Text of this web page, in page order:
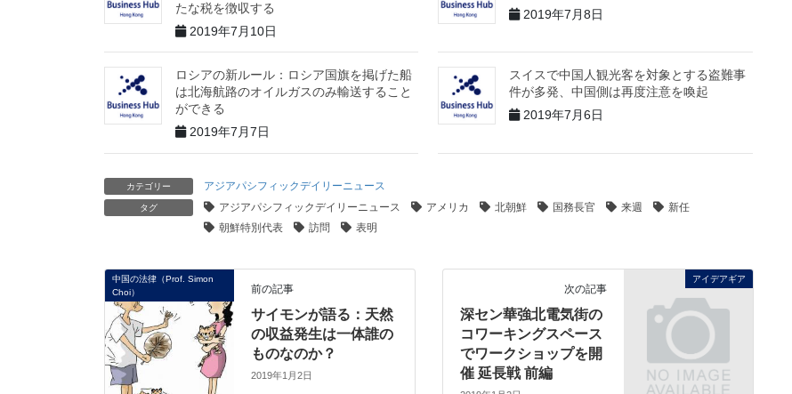
たな税を徴収する
2019年7月10日
2019年7月8日
ロシアの新ルール：ロシア国旗を掲げた船
は北海航路のオイルガスのみ輸送すること
ができる
2019年7月7日
スイスで中国人観光客を対象とする盗難事
件が多発、中国側は再度注意を喚起
2019年7月6日
カテゴリー アジアパシフィックデイリーニュース
タグ アジアパシフィックデイリーニュース アメリカ 北朝鮮 国務長官 来週
新任
朝鮮特別代表
訪問 表明
中国の法律（Prof. Simon
Choi）
前の記事
サイモンが語る：天然
の収益発生は一体誰の
ものなのか？
2019年1月2日
アイデアギア
次の記事
深セン華強北電気街の
コワーキングスペース
でワークショップを開
催 延長戦 前編